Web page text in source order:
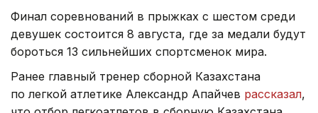
Финал соревнований в прыжках с шестом среди
девушек состоится 8 августа, где за медали будут
бороться 13 сильнейших спортсменок мира.
Ранее главный тренер сборной Казахстана
по легкой атлетике Александр Апайчев рассказал,